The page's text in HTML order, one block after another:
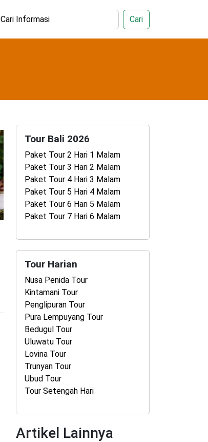
Cari
Tour Bali 2026
Paket Tour 2 Hari 1 Malam
Paket Tour 3 Hari 2 Malam
Paket Tour 4 Hari 3 Malam
Paket Tour 5 Hari 4 Malam
Paket Tour 6 Hari 5 Malam
Paket Tour 7 Hari 6 Malam
Tour Harian
Nusa Penida Tour
Kintamani Tour
Penglipuran Tour
Pura Lempuyang Tour
Bedugul Tour
Uluwatu Tour
Lovina Tour
Trunyan Tour
Ubud Tour
Tour Setengah Hari
Artikel Lainnya